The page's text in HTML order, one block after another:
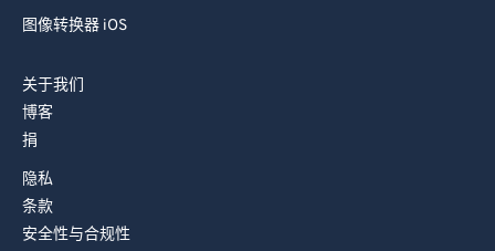
图像转换器 iOS
关于我们
博客
捐
隐私
条款
安全性与合规性